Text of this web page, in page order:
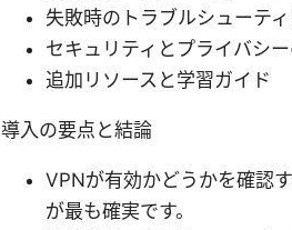
失敗時のトラブルシューテ
セキュリティとプライバシ
追加リソースと学習ガイド
導入の要点と結論
VPNが有効かどうかを確認
が最も確実です。